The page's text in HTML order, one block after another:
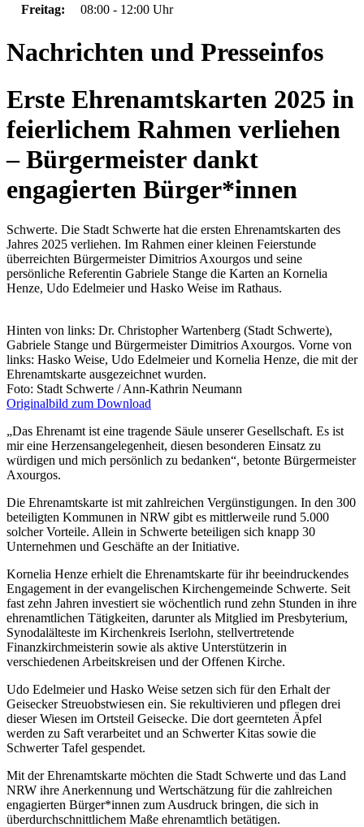
Freitag:
08:00 - 12:00 Uhr
Nachrichten und Presseinfos
Erste Ehrenamtskarten 2025 in
feierlichem Rahmen verliehen
– Bürgermeister dankt
engagierten Bürger*innen
Schwerte. Die Stadt Schwerte hat die ersten Ehrenamtskarten des
Jahres 2025 verliehen. Im Rahmen einer kleinen Feierstunde
überreichten Bürgermeister Dimitrios Axourgos und seine
persönliche Referentin Gabriele Stange die Karten an Kornelia
Henze, Udo Edelmeier und Hasko Weise im Rathaus.
Hinten von links: Dr. Christopher Wartenberg (Stadt Schwerte),
Gabriele Stange und Bürgermeister Dimitrios Axourgos. Vorne von
links: Hasko Weise, Udo Edelmeier und Kornelia Henze, die mit der
Ehrenamtskarte ausgezeichnet wurden.
Foto: Stadt Schwerte / Ann-Kathrin Neumann
Originalbild zum Download
„Das Ehrenamt ist eine tragende Säule unserer Gesellschaft. Es ist
mir eine Herzensangelegenheit, diesen besonderen Einsatz zu
würdigen und mich persönlich zu bedanken“, betonte Bürgermeister
Axourgos.
Die Ehrenamtskarte ist mit zahlreichen Vergünstigungen. In den 300
beteiligten Kommunen in NRW gibt es mittlerweile rund 5.000
solcher Vorteile. Allein in Schwerte beteiligen sich knapp 30
Unternehmen und Geschäfte an der Initiative.
Kornelia Henze erhielt die Ehrenamtskarte für ihr beeindruckendes
Engagement in der evangelischen Kirchengemeinde Schwerte. Seit
fast zehn Jahren investiert sie wöchentlich rund zehn Stunden in ihre
ehrenamtlichen Tätigkeiten, darunter als Mitglied im Presbyterium,
Synodalälteste im Kirchenkreis Iserlohn, stellvertretende
Finanzkirchmeisterin sowie als aktive Unterstützerin in
verschiedenen Arbeitskreisen und der Offenen Kirche.
Udo Edelmeier und Hasko Weise setzen sich für den Erhalt der
Geisecker Streuobstwiesen ein. Sie rekultivieren und pflegen drei
dieser Wiesen im Ortsteil Geisecke. Die dort geernteten Äpfel
werden zu Saft verarbeitet und an Schwerter Kitas sowie die
Schwerter Tafel gespendet.
Mit der Ehrenamtskarte möchten die Stadt Schwerte und das Land
NRW ihre Anerkennung und Wertschätzung für die zahlreichen
engagierten Bürger*innen zum Ausdruck bringen, die sich in
überdurchschnittlichem Maße ehrenamtlich betätigen.